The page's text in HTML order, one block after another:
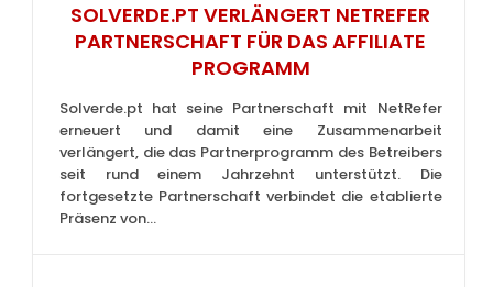
SOLVERDE.PT VERLÄNGERT NETREFER
PARTNERSCHAFT FÜR DAS AFFILIATE
PROGRAMM
Solverde.pt hat seine Partnerschaft mit NetRefer
erneuert und damit eine Zusammenarbeit
verlängert, die das Partnerprogramm des Betreibers
seit rund einem Jahrzehnt unterstützt. Die
fortgesetzte Partnerschaft verbindet die etablierte
Präsenz von...